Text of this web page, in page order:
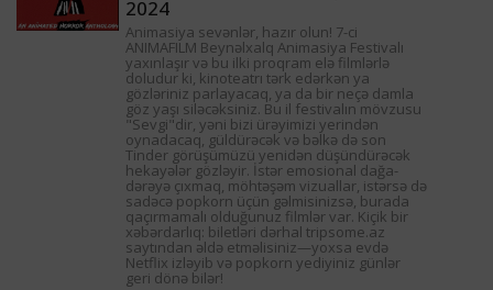
2024
Animasiya sevənlər, hazır olun! 7-ci
ANIMAFILM Beynəlxalq Animasiya Festivalı
yaxınlaşır və bu ilki proqram elə filmlərlə
doludur ki, kinoteatrı tərk edərkən ya
gözləriniz parlayacaq, ya da bir neçə damla
göz yaşı siləcəksiniz. Bu il festivalın mövzusu
"Sevgi"dir, yəni bizi ürəyimizi yerindən
oynadacaq, güldürəcək və bəlkə də son
Tinder görüşümüzü yenidən düşündürəcək
hekayələr gözləyir. İstər emosional dağa-
dərəyə çıxmaq, möhtəşəm vizuallar, istərsə də
sadəcə popkorn üçün gəlmisinizsə, burada
qaçırmamalı olduğunuz filmlər var. Kiçik bir
xəbərdarlıq: biletləri dərhal tripsome.az
saytından əldə etməlisiniz—yoxsa evdə
Netflix izləyib və popkorn yediyiniz günlər
geri dönə bilər!